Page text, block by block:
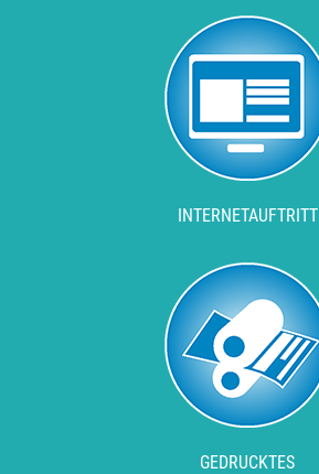
INTERNETAUFTRITT
GEDRUCKTES